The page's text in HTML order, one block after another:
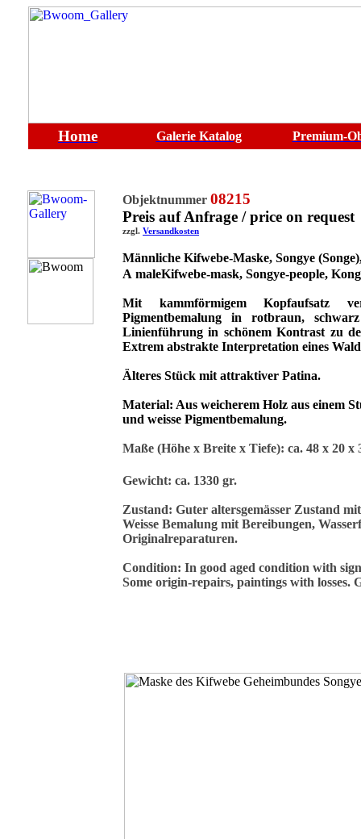
Home Galerie Katalog Premium-
Objektnummer 08215
Preis auf Anfrage / price on request
zzgl. Versandkosten
Männliche Kifwebe-Maske, Songye
A maleKifwebe-mask, Songye-people,
Mit kammförmigem Kopfaufsatz
Pigmentbemalung in rotbraun,
Linienführung in schönem Kontrast zu
Extrem abstrakte Interpretation eines
Älteres Stück mit attraktiver Patina.
Material: Aus weicherem Holz aus einem
und weisse Pigmentbemalung.
Maße (Höhe x Breite x Tiefe): ca. 48 x 20 x
Gewicht: ca. 1330 gr.
Zustand: Guter altersgemässer Zustand
Weisse Bemalung mit Bereibungen,
Originalreparaturen.
Condition: In good aged condition with
Some origin-repairs, paintings with losses.